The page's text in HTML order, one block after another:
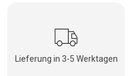
Lieferung in 3-5 Werktagen